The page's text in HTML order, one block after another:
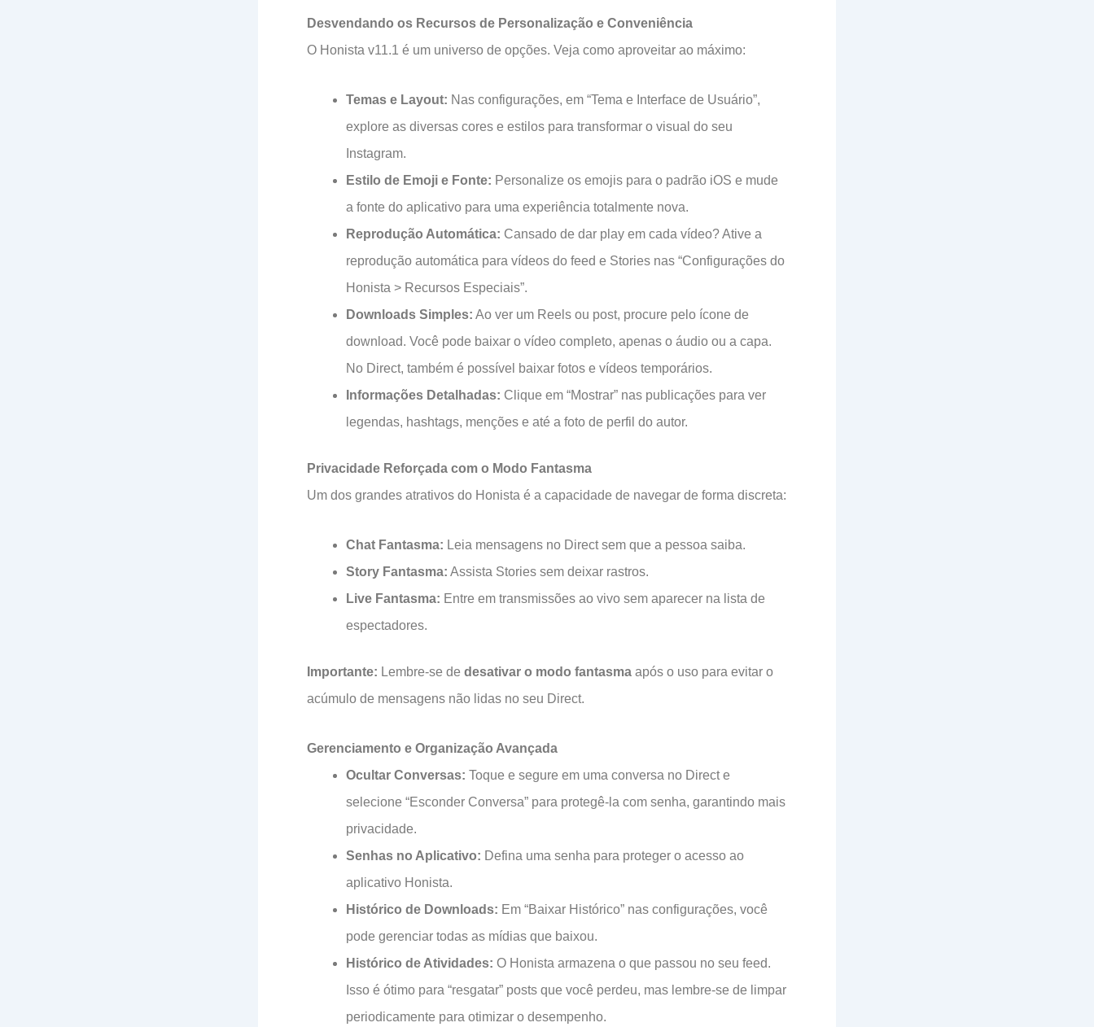
Desvendando os Recursos de Personalização e Conveniência
O Honista v11.1 é um universo de opções. Veja como aproveitar ao máximo:
Temas e Layout: Nas configurações, em “Tema e Interface de Usuário”,
explore as diversas cores e estilos para transformar o visual do seu
Instagram.
Estilo de Emoji e Fonte: Personalize os emojis para o padrão iOS e mude
a fonte do aplicativo para uma experiência totalmente nova.
Reprodução Automática: Cansado de dar play em cada vídeo? Ative a
reprodução automática para vídeos do feed e Stories nas “Configurações do
Honista > Recursos Especiais”.
Downloads Simples: Ao ver um Reels ou post, procure pelo ícone de
download. Você pode baixar o vídeo completo, apenas o áudio ou a capa.
No Direct, também é possível baixar fotos e vídeos temporários.
Informações Detalhadas: Clique em “Mostrar” nas publicações para ver
legendas, hashtags, menções e até a foto de perfil do autor.
Privacidade Reforçada com o Modo Fantasma
Um dos grandes atrativos do Honista é a capacidade de navegar de forma discreta:
Chat Fantasma: Leia mensagens no Direct sem que a pessoa saiba.
Story Fantasma: Assista Stories sem deixar rastros.
Live Fantasma: Entre em transmissões ao vivo sem aparecer na lista de
espectadores.
Importante: Lembre-se de desativar o modo fantasma após o uso para evitar o
acúmulo de mensagens não lidas no seu Direct.
Gerenciamento e Organização Avançada
Ocultar Conversas: Toque e segure em uma conversa no Direct e
selecione “Esconder Conversa” para protegê-la com senha, garantindo mais
privacidade.
Senhas no Aplicativo: Defina uma senha para proteger o acesso ao
aplicativo Honista.
Histórico de Downloads: Em “Baixar Histórico” nas configurações, você
pode gerenciar todas as mídias que baixou.
Histórico de Atividades: O Honista armazena o que passou no seu feed.
Isso é ótimo para “resgatar” posts que você perdeu, mas lembre-se de limpar
periodicamente para otimizar o desempenho.